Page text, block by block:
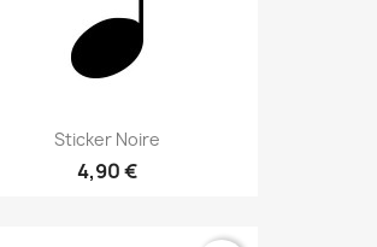
Sticker Noire
4,90 €